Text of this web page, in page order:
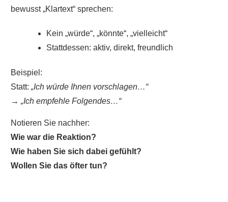
bewusst „Klartext“ sprechen:
Kein „würde“, „könnte“, „vielleicht“
Stattdessen: aktiv, direkt, freundlich
Beispiel:
Statt: „Ich würde Ihnen vorschlagen…“
→ „Ich empfehle Folgendes…“
Notieren Sie nachher:
Wie war die Reaktion?
Wie haben Sie sich dabei gefühlt?
Wollen Sie das öfter tun?